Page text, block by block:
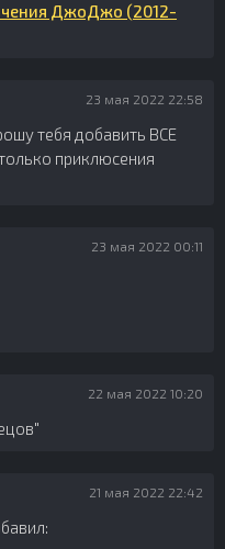
ДжоДжо (2012-
23 мая 2022 22:58
тебя добавить ВСЕ
приклюсения
23 мая 2022 00:11
22 мая 2022 10:20
21 мая 2022 22:42